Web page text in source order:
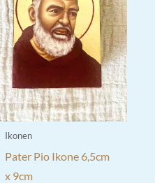
Optionen
können
Produktseite
gewählt
werden
Ikonen
Pater Pio Ikone 6,5cm
x 9cm